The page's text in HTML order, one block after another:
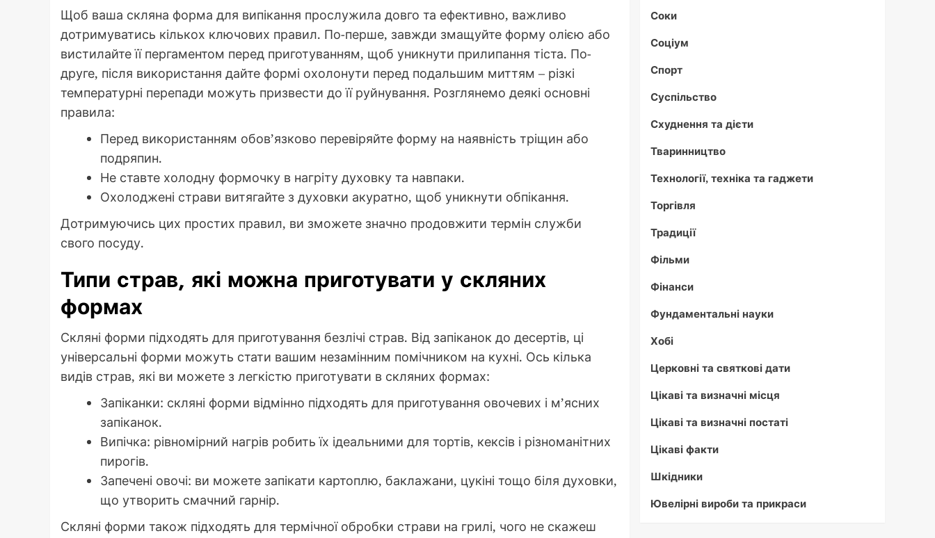
Щоб ваша скляна форма для випікання прослужила довго та ефективно, важливо
дотримуватись кількох ключових правил. По-перше, завжди змащуйте форму олією або
вистилайте її пергаментом перед приготуванням, щоб уникнути прилипання тіста. По-
друге, після використання дайте формі охолонути перед подальшим миттям – різкі
температурні перепади можуть призвести до її руйнування. Розглянемо деякі основні
правила:
Перед використанням обов’язково перевіряйте форму на наявність тріщин або
подряпин.
Не ставте холодну формочку в нагріту духовку та навпаки.
Охолоджені страви витягайте з духовки акуратно, щоб уникнути обпікання.
Дотримуючись цих простих правил, ви зможете значно продовжити термін служби
свого посуду.
Типи страв, які можна приготувати у скляних
формах
Скляні форми підходять для приготування безлічі страв. Від запіканок до десертів, ці
універсальні форми можуть стати вашим незамінним помічником на кухні. Ось кілька
видів страв, які ви можете з легкістю приготувати в скляних формах:
Запіканки: скляні форми відмінно підходять для приготування овочевих і м’ясних
запіканок.
Випічка: рівномірний нагрів робить їх ідеальними для тортів, кексів і різноманітних
пирогів.
Запечені овочі: ви можете запікати картоплю, баклажани, цукіні тощо біля духовки,
що утворить смачний гарнір.
Скляні форми також підходять для термічної обробки страви на грилі, чого не скажеш
Соки
Соціум
Спорт
Суспільство
Схуднення та дієти
Тваринництво
Технології, техніка та гаджети
Торгівля
Традиції
Фільми
Фінанси
Фундаментальні науки
Хобі
Церковні та святкові дати
Цікаві та визначні місця
Цікаві та визначні постаті
Цікаві факти
Шкідники
Ювелірні вироби та прикраси